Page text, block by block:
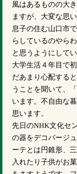
風はあるものの大
ますが、大変な思
息子の住む山口市
らしているのやら
と思うようにしてい
大学生活４年目で
だあまり心配する
うことを聞いて、
います。不自由な
思います。
先日のNHK文化セ
の器をデコパージ
ーテとは円錐形、
入れたり子供がお